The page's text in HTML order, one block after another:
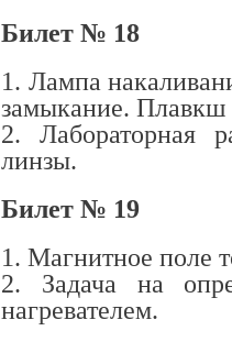
Билет № 18
1. Лампа
замыкание. Плавкш
2. Лабораторная
линзы.
Билет № 19
1. Магнитное поле
2. Задача на
нагревателем.